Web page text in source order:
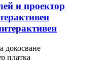
и проектор